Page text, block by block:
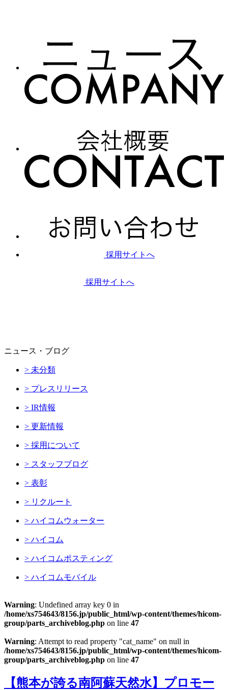
採用サイトへ
採用サイトへ
ニュース・ブログ
> 未分類
> プレスリリース
> IR情報
> 更新情報
> 採用について
> スタッフブログ
> 表彰
> リクルート
> ハイコムウォーター
> ハイコム
> ハイコムポスティング
> ハイコムモバイル
Warning: Undefined array key 0 in
/home/xs754643/8156.jp/public_html/wp-content/themes/hicom-
group/parts_archiveblog.php on line 47
Warning: Attempt to read property "cat_name" on null in
/home/xs754643/8156.jp/public_html/wp-content/themes/hicom-
group/parts_archiveblog.php on line 47
【熊本が誇る南阿蘇天然水】プロモー